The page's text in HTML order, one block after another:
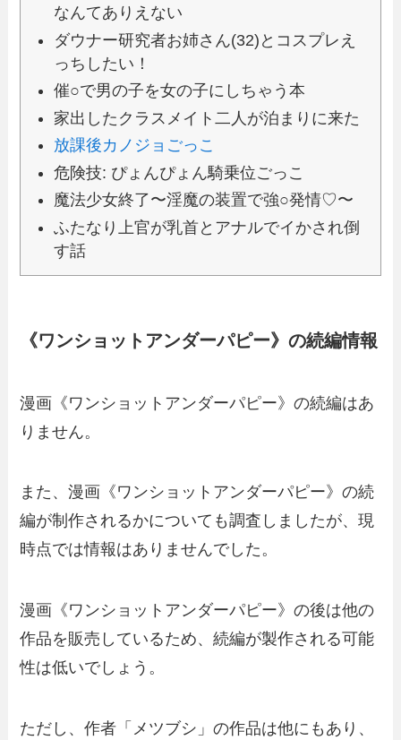
なんてありえない
ダウナー研究者お姉さん(32)とコスプレえ
っちしたい！
催○で男の子を女の子にしちゃう本
家出したクラスメイト二人が泊まりに来た
放課後カノジョごっこ
危険技: ぴょんぴょん騎乗位ごっこ
魔法少女終了〜淫魔の装置で強○発情♡〜
ふたなり上官が乳首とアナルでイかされ倒
す話
《ワンショットアンダーパピー》の続編情報
漫画《ワンショットアンダーパピー》の続編はあ
りません。
また、漫画《ワンショットアンダーパピー》の続
編が制作されるかについても調査しましたが、現
時点では情報はありませんでした。
漫画《ワンショットアンダーパピー》の後は他の
作品を販売しているため、続編が製作される可能
性は低いでしょう。
ただし、作者「メツブシ」の作品は他にもあり、